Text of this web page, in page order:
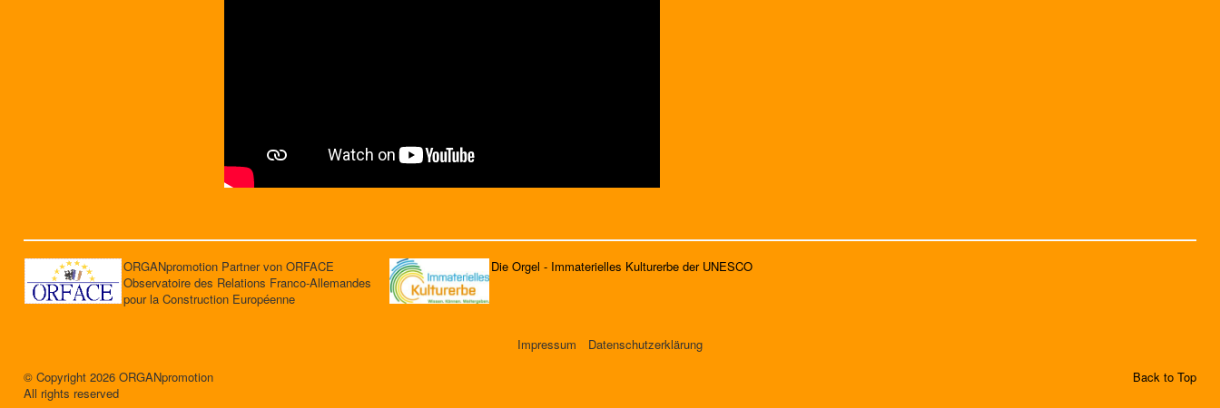
ORGANpromotion Partner von ORFACE
Observatoire des Relations Franco-Allemandes
pour la Construction Européenne
Die Orgel - Immaterielles Kulturerbe der UNESCO
Impressum
Datenschutzerklärung
© Copyright 2026 ORGANpromotion
All rights reserved
Back to Top